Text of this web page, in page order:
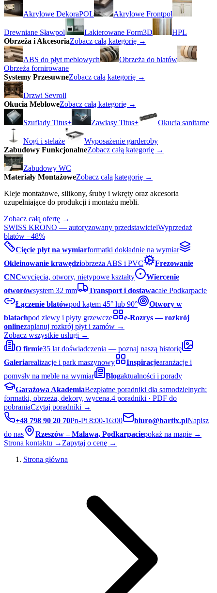
Akrylowe DekoraPOL Akrylowe Frontpol
Drewniane Sławpol Lakierowane Form3D
HPL
Obrzeża i AkcesoriaZobacz całą kategorię →
ABS do płyt meblowych
Obrzeża do blatów
Obrzeża fornirowane
Systemy PrzesuwneZobacz całą kategorię →
Drzwi Sevroll
Okucia MebloweZobacz całą kategorię →
Szuflady Titus+ Zawiasy Titus+ Okucia sanitarne
Nogi i stelaże
Wyposażenie garderoby
Zabudowy FunkcjonalneZobacz całą kategorię →
Zabudowy WC
Materiały MontażoweZobacz całą kategorię →
Kleje montażowe, silikony, śruby i wkręty oraz akcesoria
uzupełniające do produkcji i montażu mebli.
Zobacz całą ofertę →
SWISS KRONO — autoryzowany przedstawicielWyprzedaż
blatów −48%
Cięcie płyt na wymiarformatki dokładnie na wymiar
Okleinowanie krawędziobrzeża ABS i PVC
Frezowanie
CNCwycięcia, otwory, nietypowe kształty
Wiercenie
otworówsystem 32 mm Transport i dostawacałe Podkarpacie
Łączenie blatówpod kątem 45° lub 90°
Otwory w
blatachpod zlewy i płyty grzewcze
e-Rozrys — rozkrój
onlinezaplanuj rozkrój płyt i zamów →
Zobacz wszystkie usługi →
O firmie35 lat doświadczenia — poznaj naszą historię
Galeriarealizacje i park maszynowy Inspiracjearanżacje i
pomysły na meble na wymiar
Blogaktualności i porady
Garażowa AkademiaBezpłatne poradniki dla samodzielnych:
formatki, obrzeża, dekory, wycena.4 poradniki · PDF do
pobraniaCzytaj poradniki →
+48 798 90 20 70Pn-Pt 8:00-16:00 biuro@bartix.plNapisz
do nas
Rzeszów – Malawa, Podkarpaciepokaż na mapie →
Strona kontaktu → Zapytaj o cenę →
Strona główna